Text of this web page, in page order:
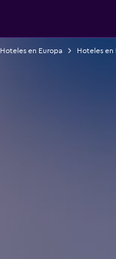
Hoteles en Europa Hoteles en